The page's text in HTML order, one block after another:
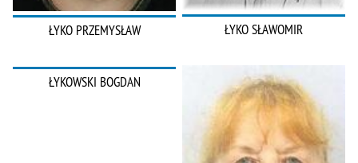
ŁYKO PRZEMYSŁAW ŁYKO SŁAWOMIR
ŁYKOWSKI BOGDAN